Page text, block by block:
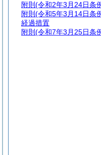
附則 (令和2年3月24日条
附則 (令和5年3月14日条
経過措置
附則 (令和7年3月25日条